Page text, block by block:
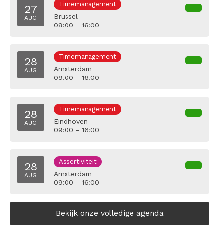
27
AUG
Timemanagement
Brussel
09:00 - 16:00
28
AUG
Timemanagement
Amsterdam
09:00 - 16:00
28
AUG
Timemanagement
Eindhoven
09:00 - 16:00
28
AUG
Assertiviteit
Amsterdam
09:00 - 16:00
Bekijk onze volledige agenda